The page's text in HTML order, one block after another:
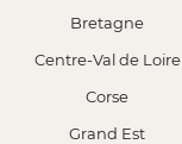
Bretagne
Centre-Val de Loire
Corse
Grand Est